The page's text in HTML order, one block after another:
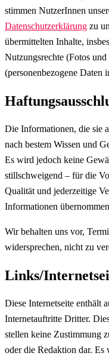
stimmen NutzerInnen
Datenschutzerklärung zu
übermittelten Inhalte,
Nutzungsrechte (Fotos
(personenbezogene Daten
Die Informationen, die sie
nach bestem Wissen und
Es wird jedoch keine
stillschweigend – für die
Qualität und jederzeitige
Informationen
Wir behalten uns vor,
widersprechen, nicht zu
Links/
Diese Internetseite enthält
Internetauftritte Dritter.
stellen keine Zustimmung
oder die Redaktion dar.